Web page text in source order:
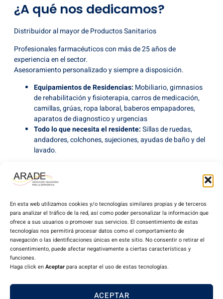
En esta web utilizamos cookies y/o tecnologías similares propias y de terceros
para analizar el tráfico de la red, así como poder personalizar la información que
ofrece a sus usuarios o promover sus servicios. El consentimiento de estas
tecnologías nos permitirá procesar datos como el comportamiento de
navegación o las identificaciones únicas en este sitio. No consentir o retirar el
consentimiento, puede afectar negativamente a ciertas características y
funciones.
Haga click enAceptarpara aceptar el uso de estas tecnologías.
ACEPTAR
¿A qué nos dedicamos?
Distribuidor al mayor de Productos Sanitarios
Profesionales farmacéuticos con más de 25 años de
experiencia en el sector.
Asesoramiento personalizado y siempre a disposición.
Equipamientos de Residencias: Mobiliario, gimnasios
de rehabilitación y fisioterapia, carros de medicación,
camillas, grúas, ropa laboral, baberos empapadores,
aparatos de diagnostico y urgencias
Todo lo que necesita el residente:Sillas de ruedas,
andadores, colchones, sujeciones, ayudas de baño y del
lavado.